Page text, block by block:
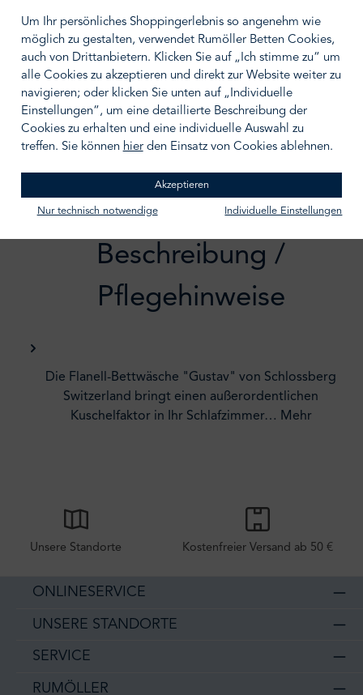
IN DEN WARENKORB
Zum Merkzettel hinzufügen
Beschreibung /
Pflegehinweise
Die Flanell-Bettwäsche "Gustav" von Schlossberg
Switzerland bringt einen außerordentlichen
Kuschelfaktor in Ihr Schlafzimmer… Mehr
Unsere Standorte Kostenfreier Versand ab 50 €
ONLINESERVICE
UNSERE STANDORTE
SERVICE
RUMÖLLER
Um Ihr persönliches Shoppingerlebnis so angenehm wie
möglich zu gestalten, verwendet Rumöller Betten Cookies,
auch von Drittanbietern. Klicken Sie auf „Ich stimme zu“ um
alle Cookies zu akzeptieren und direkt zur Website weiter zu
navigieren; oder klicken Sie unten auf „Individuelle
Einstellungen“, um eine detaillierte Beschreibung der
Cookies zu erhalten und eine individuelle Auswahl zu
treffen. Sie können hierden Einsatz von Cookies ablehnen.
Akzeptieren
Nur technisch notwendige Individuelle Einstellungen